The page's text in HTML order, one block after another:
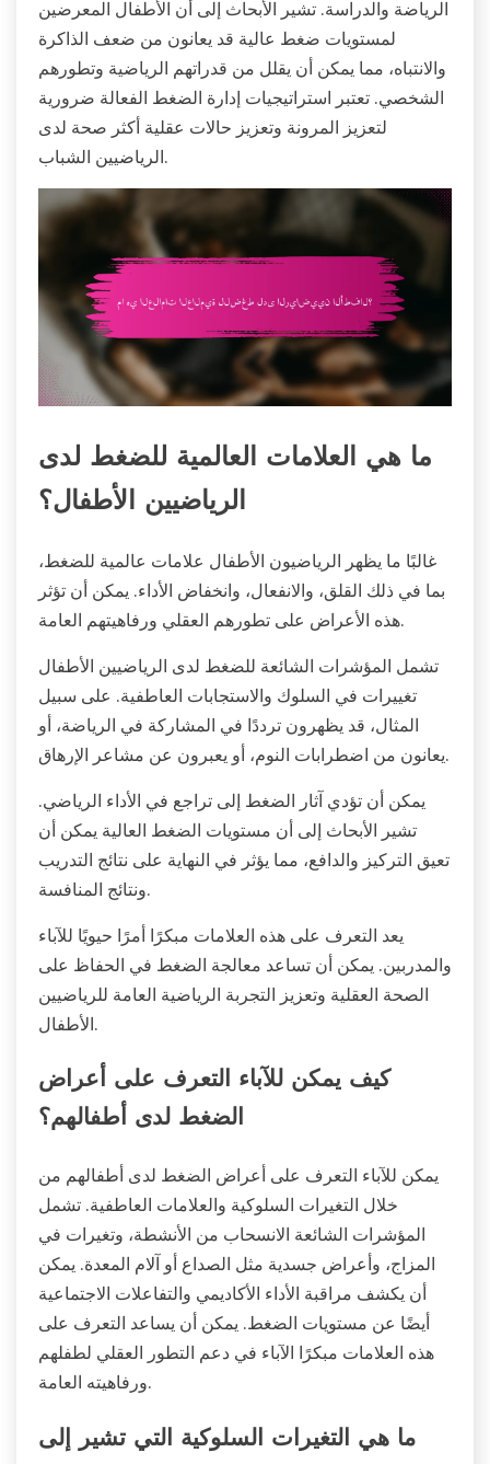
الرياضة والدراسة. تشير الأبحاث إلى أن الأطفال المعرضين
لمستويات ضغط عالية قد يعانون من ضعف الذاكرة
والانتباه، مما يمكن أن يقلل من قدراتهم الرياضية وتطورهم
الشخصي. تعتبر استراتيجيات إدارة الضغط الفعالة ضرورية
لتعزيز المرونة وتعزيز حالات عقلية أكثر صحة لدى
الرياضيين الشباب.
ما هي العلامات العالمية للضغط لدى
الرياضيين الأطفال؟
غالبًا ما يظهر الرياضيون الأطفال علامات عالمية للضغط،
بما في ذلك القلق، والانفعال، وانخفاض الأداء. يمكن أن تؤثر
هذه الأعراض على تطورهم العقلي ورفاهيتهم العامة.
تشمل المؤشرات الشائعة للضغط لدى الرياضيين الأطفال
تغييرات في السلوك والاستجابات العاطفية. على سبيل
المثال، قد يظهرون ترددًا في المشاركة في الرياضة، أو
يعانون من اضطرابات النوم، أو يعبرون عن مشاعر الإرهاق.
يمكن أن تؤدي آثار الضغط إلى تراجع في الأداء الرياضي.
تشير الأبحاث إلى أن مستويات الضغط العالية يمكن أن
تعيق التركيز والدافع، مما يؤثر في النهاية على نتائج التدريب
ونتائج المنافسة.
يعد التعرف على هذه العلامات مبكرًا أمرًا حيويًا للآباء
والمدربين. يمكن أن تساعد معالجة الضغط في الحفاظ على
الصحة العقلية وتعزيز التجربة الرياضية العامة للرياضيين
الأطفال.
كيف يمكن للآباء التعرف على أعراض
الضغط لدى أطفالهم؟
يمكن للآباء التعرف على أعراض الضغط لدى أطفالهم من
خلال التغيرات السلوكية والعلامات العاطفية. تشمل
المؤشرات الشائعة الانسحاب من الأنشطة، وتغيرات في
المزاج، وأعراض جسدية مثل الصداع أو آلام المعدة. يمكن
أن يكشف مراقبة الأداء الأكاديمي والتفاعلات الاجتماعية
أيضًا عن مستويات الضغط. يمكن أن يساعد التعرف على
هذه العلامات مبكرًا الآباء في دعم التطور العقلي لطفلهم
ورفاهيته العامة.
ما هي التغيرات السلوكية التي تشير إلى